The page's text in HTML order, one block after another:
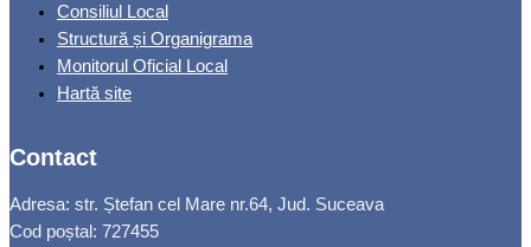
Consiliul Local
Structură și Organigrama
Monitorul Oficial Local
Hartă site
Contact
Adresa: str. Ștefan cel Mare nr.64, Jud. Suceava
Cod poștal: 727455